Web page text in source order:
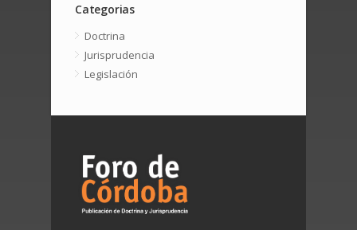
Categorias
Doctrina
Jurisprudencia
Legislación